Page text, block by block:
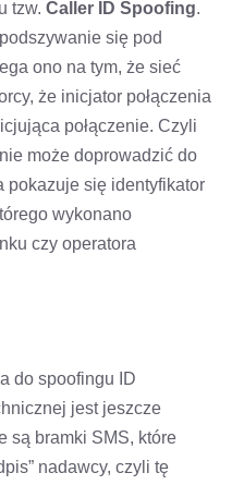
tzw. Caller ID Spoofing.
się pod
ono na tym, że sieć
że inicjator połączenia
połączenie. Czyli
może doprowadzić do
pokazuje się identyfikator
wykonano
czy operatora
do spoofingu ID
jest jeszcze
są bramki SMS, które
nadawcy, czyli tę